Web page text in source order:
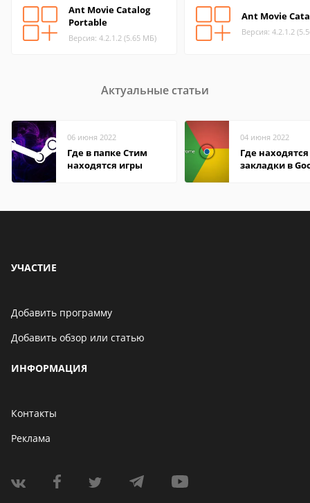
Ant Movie Catalog
Portable
Версия: 4.2.1.2 (5.65 МБ)
Ant Movie
Версия: 4.2.1.2
Актуальные статьи
06 июня 2022
Где в папке Стим
находятся игры
04 июня 2022
Где находятся
закладки в
УЧАСТИЕ
Добавить программу
Добавить обзор или статью
ИНФОРМАЦИЯ
Контакты
Реклама